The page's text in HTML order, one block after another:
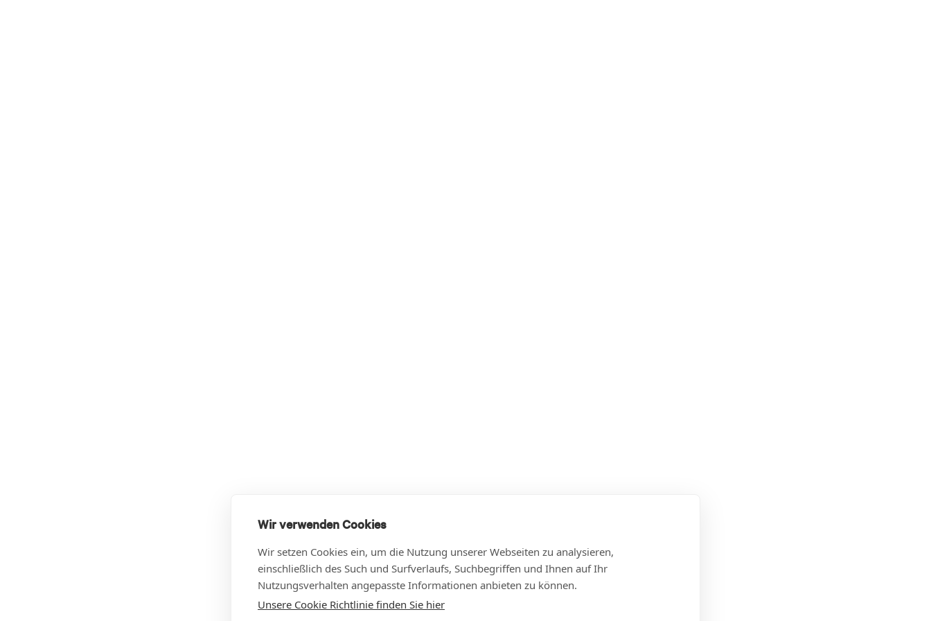
Wir verwenden Cookies
Wir setzen Cookies ein, um die Nutzung unserer Webseiten zu analysieren,
einschließlich des Such und Surfverlaufs, Suchbegriffen und Ihnen auf Ihr
Nutzungsverhalten angepasste Informationen anbieten zu können.
Unsere Cookie Richtlinie finden Sie hier